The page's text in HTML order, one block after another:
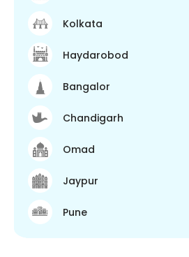
Kolkata
Haydarobod
Bangalor
Chandigarh
Omad
Jaypur
Pune